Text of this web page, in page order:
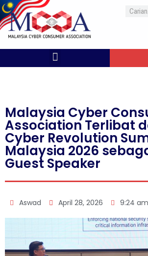
Malaysia Cyber
Association Terlibat
Cyber Revolution
Malaysia 2026
Guest Speaker
Aswad April 28, 2026 9:24 am